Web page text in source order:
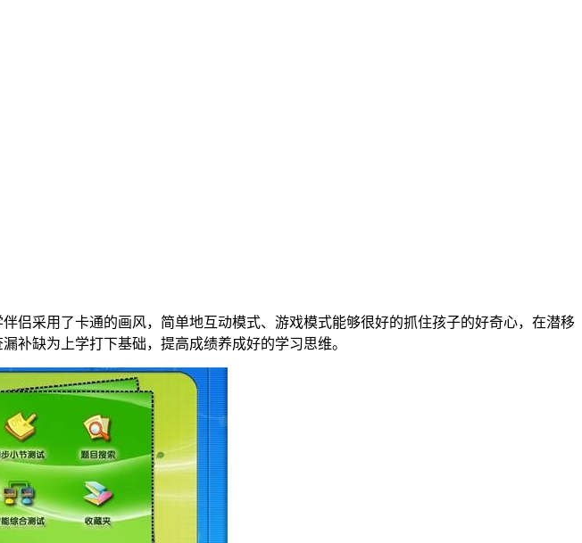
侣采用了卡通的画风，简单地互动模式、游戏模式能够很好的抓住孩子的好奇心，在潜移
补缺为上学打下基础，提高成绩养成好的学习思维。